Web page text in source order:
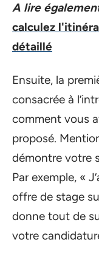
A lire
calculez
détaillé
Ensuite, la
consacrée à
comment vous
proposé.
démontre votre
Par exemple, «
offre de stage
donne tout de
votre